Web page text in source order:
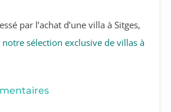
par l’achat d’une villa à Sitges,
notre sélection exclusive de villas à